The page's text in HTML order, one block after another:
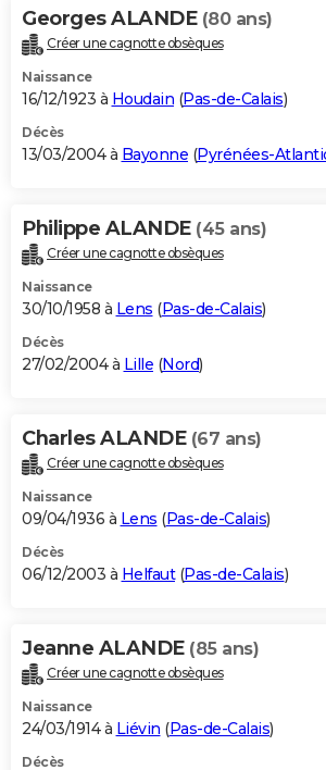
Georges ALANDE (80 ans)
Créer une cagnotte obsèques
Naissance
16/12/1923 à Houdain (Pas-de-Calais)
Décès
13/03/2004 à Bayonne (Pyrénées-
Philippe ALANDE (45 ans)
Créer une cagnotte obsèques
Naissance
30/10/1958 à Lens (Pas-de-Calais)
Décès
27/02/2004 à Lille (Nord)
Charles ALANDE (67 ans)
Créer une cagnotte obsèques
Naissance
09/04/1936 à Lens (Pas-de-Calais)
Décès
06/12/2003 à Helfaut(Pas-de-Calais)
Jeanne ALANDE (85 ans)
Créer une cagnotte obsèques
Naissance
24/03/1914 à Liévin (Pas-de-Calais)
Décès